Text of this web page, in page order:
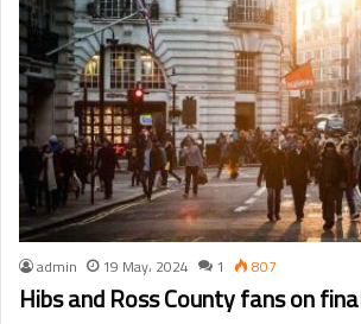
admin 19 May، 2024 1 807
Hibs and Ross County fans on